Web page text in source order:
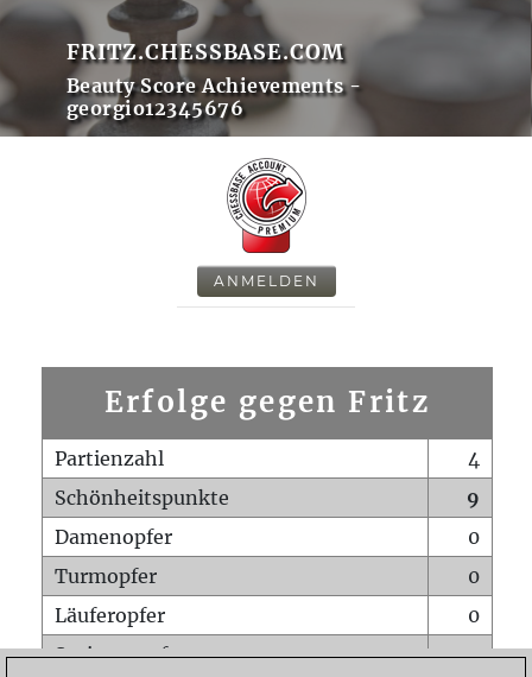
FRITZ.CHESSBASE.COM
Beauty Score Achievements -
georgio12345676
ANMELDEN
Erfolge gegen Fritz
Partienzahl
4
Schönheitspunkte
9
Damenopfer
0
Turmopfer
0
Läuferopfer
0
Springeropfer
0